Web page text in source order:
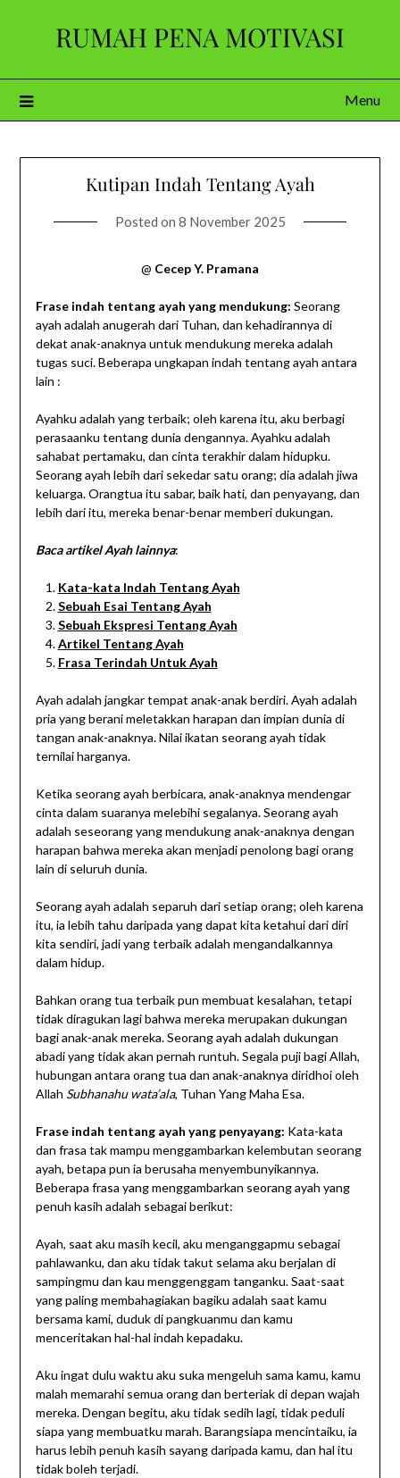
RUMAH PENA MOTIVASI
Menu
Kutipan Indah Tentang Ayah
Posted on 8 November 2025
@ Cecep Y. Pramana
Frase indah tentang ayah yang mendukung: Seorang
ayah adalah anugerah dari Tuhan, dan kehadirannya di
dekat anak-anaknya untuk mendukung mereka adalah
tugas suci. Beberapa ungkapan indah tentang ayah antara
lain :
Ayahku adalah yang terbaik; oleh karena itu, aku berbagi
perasaanku tentang dunia dengannya. Ayahku adalah
sahabat pertamaku, dan cinta terakhir dalam hidupku.
Seorang ayah lebih dari sekedar satu orang; dia adalah jiwa
keluarga. Orangtua itu sabar, baik hati, dan penyayang, dan
lebih dari itu, mereka benar-benar memberi dukungan.
Baca artikel Ayah lainnya:
Kata-kata Indah Tentang Ayah
Sebuah Esai Tentang Ayah
Sebuah Ekspresi Tentang Ayah
Artikel Tentang Ayah
Frasa Terindah Untuk Ayah
Ayah adalah jangkar tempat anak-anak berdiri. Ayah adalah
pria yang berani meletakkan harapan dan impian dunia di
tangan anak-anaknya. Nilai ikatan seorang ayah tidak
ternilai harganya.
Ketika seorang ayah berbicara, anak-anaknya mendengar
cinta dalam suaranya melebihi segalanya. Seorang ayah
adalah seseorang yang mendukung anak-anaknya dengan
harapan bahwa mereka akan menjadi penolong bagi orang
lain di seluruh dunia.
Seorang ayah adalah separuh dari setiap orang; oleh karena
itu, ia lebih tahu daripada yang dapat kita ketahui dari diri
kita sendiri, jadi yang terbaik adalah mengandalkannya
dalam hidup.
Bahkan orang tua terbaik pun membuat kesalahan, tetapi
tidak diragukan lagi bahwa mereka merupakan dukungan
bagi anak-anak mereka. Seorang ayah adalah dukungan
abadi yang tidak akan pernah runtuh. Segala puji bagi Allah,
hubungan antara orang tua dan anak-anaknya diridhoi oleh
Allah Subhanahu wata’ala, Tuhan Yang Maha Esa.
Frase indah tentang ayah yang penyayang: Kata-kata
dan frasa tak mampu menggambarkan kelembutan seorang
ayah, betapa pun ia berusaha menyembunyikannya.
Beberapa frasa yang menggambarkan seorang ayah yang
penuh kasih adalah sebagai berikut:
Ayah, saat aku masih kecil, aku menganggapmu sebagai
pahlawanku, dan aku tidak takut selama aku berjalan di
sampingmu dan kau menggenggam tanganku. Saat-saat
yang paling membahagiakan bagiku adalah saat kamu
bersama kami, duduk di pangkuanmu dan kamu
menceritakan hal-hal indah kepadaku.
Aku ingat dulu waktu aku suka mengeluh sama kamu, kamu
malah memarahi semua orang dan berteriak di depan wajah
mereka. Dengan begitu, aku tidak sedih lagi, tidak peduli
siapa yang membuatku marah. Barangsiapa mencintaiku, ia
harus lebih penuh kasih sayang daripada kamu, dan hal itu
tidak boleh terjadi.